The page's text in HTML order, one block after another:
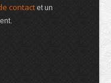
contact et un